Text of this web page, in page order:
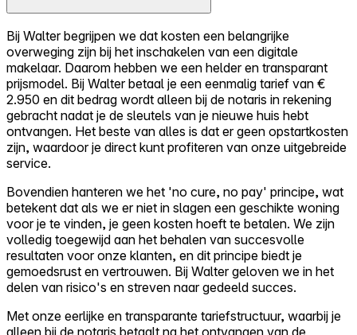
Bij Walter begrijpen we dat kosten een belangrijke
overweging zijn bij het inschakelen van een digitale
makelaar. Daarom hebben we een helder en transparant
prijsmodel. Bij Walter betaal je een eenmalig tarief van €
2.950 en dit bedrag wordt alleen bij de notaris in rekening
gebracht nadat je de sleutels van je nieuwe huis hebt
ontvangen. Het beste van alles is dat er geen opstartkosten
zijn, waardoor je direct kunt profiteren van onze uitgebreide
service.
Bovendien hanteren we het 'no cure, no pay' principe, wat
betekent dat als we er niet in slagen een geschikte woning
voor je te vinden, je geen kosten hoeft te betalen. We zijn
volledig toegewijd aan het behalen van succesvolle
resultaten voor onze klanten, en dit principe biedt je
gemoedsrust en vertrouwen. Bij Walter geloven we in het
delen van risico's en streven naar gedeeld succes.
Met onze eerlijke en transparante tariefstructuur, waarbij je